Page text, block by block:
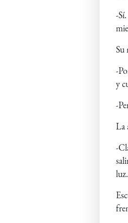
-
Su
-
y
-
La
-
luz.